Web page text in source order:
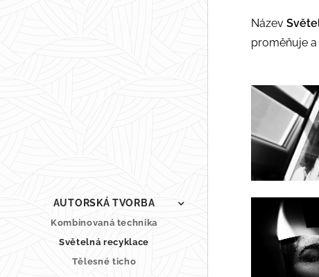
AUTORSKÁ TVORBA
Kombinovaná technika
Světelná recyklace
Tělesné ticho
Název
proměňuje